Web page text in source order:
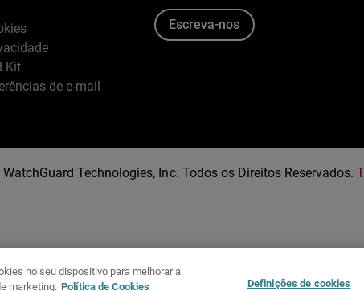
Kit
de e-mail
Escreva-nos
Technologies, Inc. Todos os Direitos Reservados.
no seu dispositivo para melhorar a